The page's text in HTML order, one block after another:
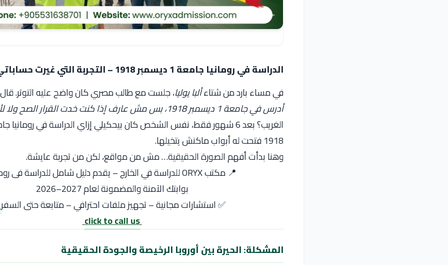
الدراسة في رومانيا جامعة 1 ديسمبر 1918 – التجربة التي غيرت حساباتي بالكامل
في مساء بارد من شتاءألبا يوليا، جلست مع طالب مصري كان واضح عليه التوتر.
أدرس فيجامعة 1 ديسمبر 1918
، بس مش عارف إذا كنت خدت القرار الصح ولا
1918 فتحت له أبواب ماكنش يتخيلها.
وهنا بدأت أفهم الصورة الحقيقية… مش من مواقع، لكن من تجربة عايشة.
📍 مكتب ORYX للدراسة في الخارج – يقدم دليل شامل للدراسة فى رومانيا
بوابتك الآمنة والمضمونة لعام 2027–2026
✅ استشارات مجانية – تجهيز ملفات احترافي – متابعة حتى السفر
click to call us
المشكلة: الحيرة بين أوروبا الرخيصة والجودة الحقيقية